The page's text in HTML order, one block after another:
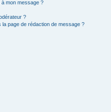
à mon message ?
?
page de rédaction de message ?